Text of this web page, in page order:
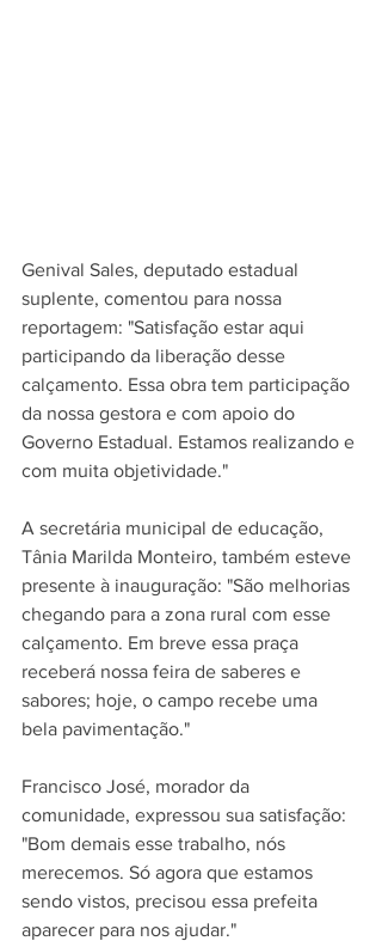
Genival Sales, deputado estadual
suplente, comentou para nossa
reportagem: "Satisfação estar aqui
participando da liberação desse
calçamento. Essa obra tem participação
da nossa gestora e com apoio do
Governo Estadual. Estamos realizando e
com muita objetividade."
A secretária municipal de educação,
Tânia Marilda Monteiro, também esteve
presente à inauguração: "São melhorias
chegando para a zona rural com esse
calçamento. Em breve essa praça
receberá nossa feira de saberes e
sabores; hoje, o campo recebe uma
bela pavimentação."
Francisco José, morador da
comunidade, expressou sua satisfação:
"Bom demais esse trabalho, nós
merecemos. Só agora que estamos
sendo vistos, precisou essa prefeita
aparecer para nos ajudar."